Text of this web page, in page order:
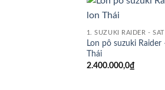
Lon pô suzuki Raider
Thái
2.400.000,0₫